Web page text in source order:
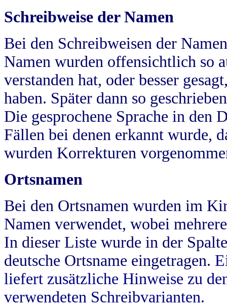
Schreibweise der Namen
Bei den Schreibweisen der
Namen wurden offensichtlich so
verstanden hat, oder besser
haben. Später dann so
Die gesprochene Sprache in
Fällen bei denen erkannt wurde,
wurden Korrekturen
Ortsnamen
Bei den Ortsnamen wurden im
Namen verwendet, wobei
In dieser Liste wurde in der
deutsche Ortsname eingetragen.
liefert zusätzliche Hinweise zu
verwendeten Schreibvarianten.